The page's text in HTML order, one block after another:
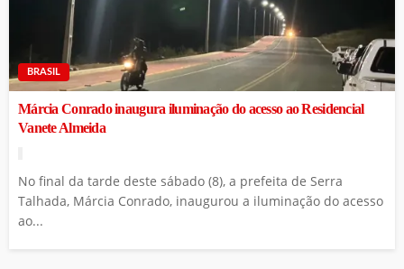
BRASIL
Márcia Conrado inaugura iluminação do acesso ao Residencial
Vanete Almeida
No final da tarde deste sábado (8), a prefeita de Serra
Talhada, Márcia Conrado, inaugurou a iluminação do acesso
ao...